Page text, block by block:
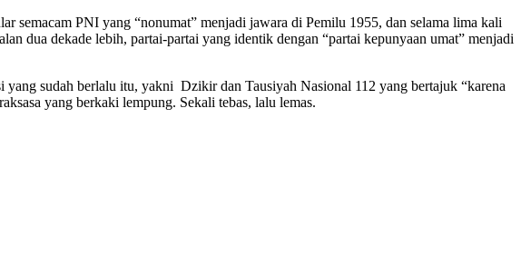
semacam PNI yang “nonumat” menjadi jawara di Pemilu 1955, dan selama lima kali
dua dekade lebih, partai-partai yang identik dengan “partai kepunyaan umat” menjadi
sudah berlalu itu, yakni Dzikir dan Tausiyah Nasional 112 yang bertajuk “karena
yang berkaki lempung. Sekali tebas, lalu lemas.